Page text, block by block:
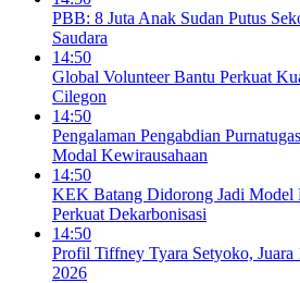
PBB: 8 Juta Anak Sudan Putus
Saudara
14:50
Global Volunteer Bantu Perkuat
Cilegon
14:50
Pengalaman Pengabdian
Modal Kewirausahaan
14:50
KEK Batang Didorong Jadi Model
Perkuat Dekarbonisasi
14:50
Profil Tiffney Tyara Setyoko,
2026